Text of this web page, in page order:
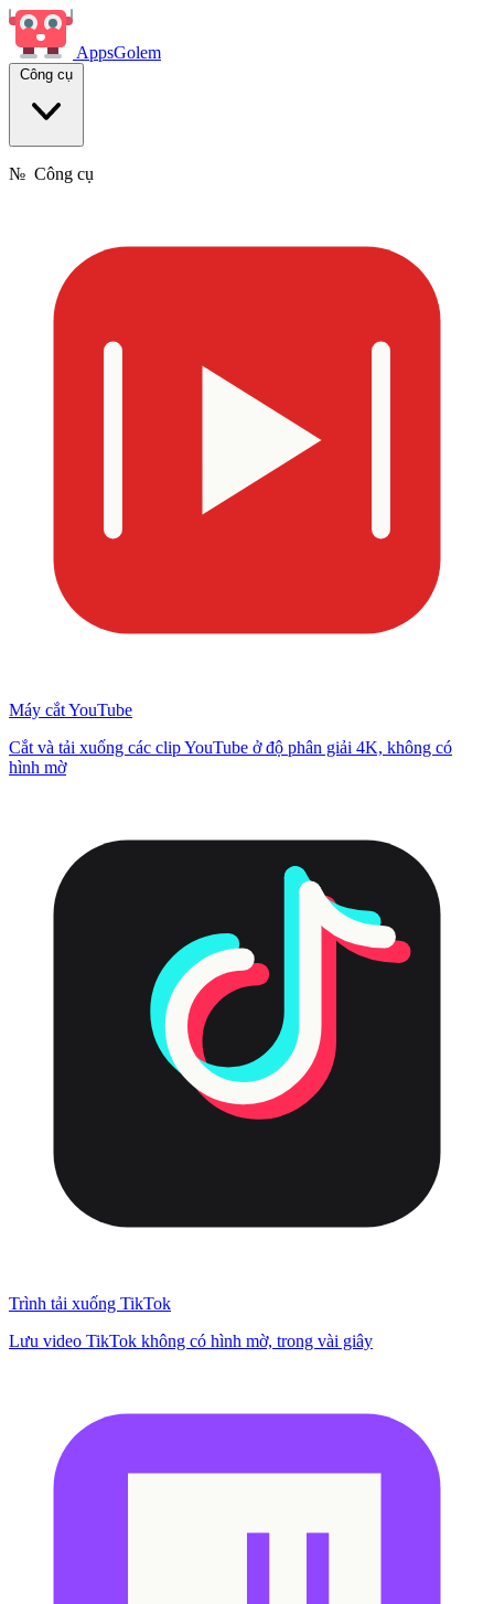
AppsGolem
Công cụ
№ Công cụ
Máy cắt YouTube
Cắt và tải xuống các clip YouTube ở độ phân giải 4K, không có
hình mờ
Trình tải xuống TikTok
Lưu video TikTok không có hình mờ, trong vài giây